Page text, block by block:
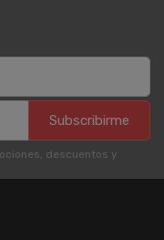
Subscribirme
descuentos y